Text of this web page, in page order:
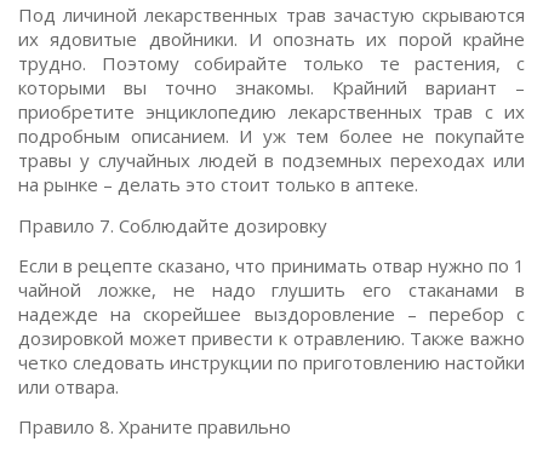
Под личиной лекарственных трав зачастую скрываются
их ядовитые двойники. И опознать их порой крайне
трудно. Поэтому собирайте только те растения, с
которыми вы точно знакомы. Крайний вариант –
приобретите энциклопедию лекарственных трав с их
подробным описанием. И уж тем более не покупайте
травы у случайных людей в подземных переходах или
на рынке – делать это стоит только в аптеке.
Правило 7. Соблюдайте дозировку
Если в рецепте сказано, что принимать отвар нужно по 1
чайной ложке, не надо глушить его стаканами в
надежде на скорейшее выздоровление – перебор с
дозировкой может привести к отравлению. Также важно
четко следовать инструкции по приготовлению настойки
или отвара.
Правило 8. Храните правильно